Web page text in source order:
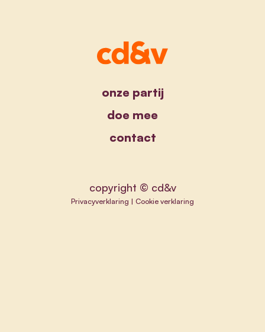
onze partij
doe mee
contact
copyright © cd&v
Privacyverklaring | Cookie verklaring